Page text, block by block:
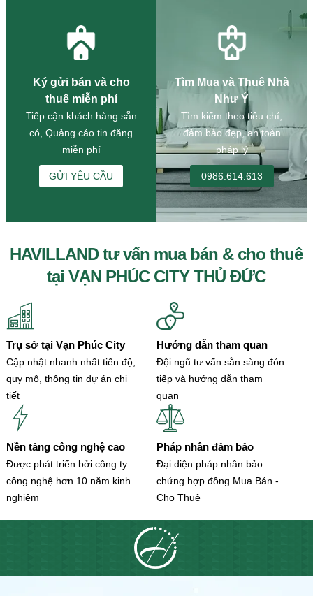
Ký gửi bán và cho
thuê miễn phí
Tiếp cận khách hàng sẵn
có, Quảng cáo tin đăng
miễn phí
GỬI YÊU CẦU
Tìm Mua và Thuê Nhà
Như Ý
Tìm kiếm theo tiêu chí,
đảm bảo đẹp, an toàn
pháp lý
0986.614.613
HAVILLAND tư vấn mua bán & cho thuê
tại VẠN PHÚC CITY THỦ ĐỨC
Trụ sở tại Vạn Phúc City
Cập nhật nhanh nhất tiến độ,
quy mô, thông tin dự án chi
tiết
Hướng dẫn tham quan
Đội ngũ tư vấn sẵn sàng đón
tiếp và hướng dẫn tham
quan
Nền tảng công nghệ cao
Được phát triển bởi công ty
công nghệ hơn 10 năm kinh
nghiệm
Pháp nhân đảm bảo
Đại diện pháp nhân bảo
chứng hợp đồng Mua Bán -
Cho Thuê